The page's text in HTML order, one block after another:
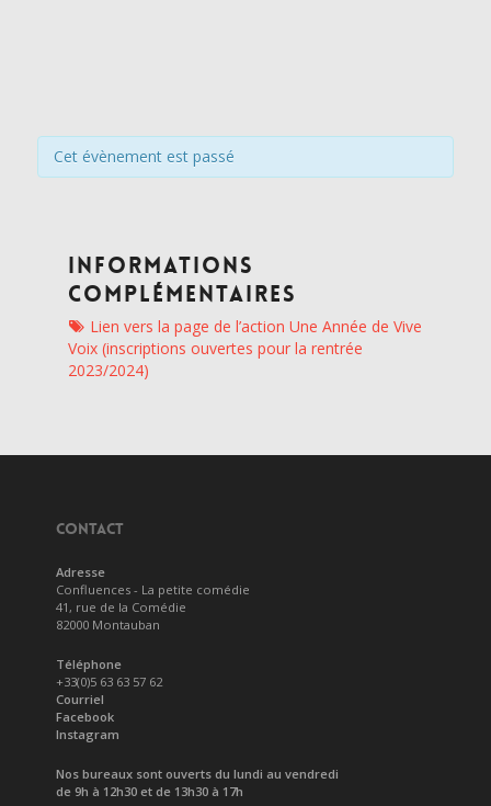
Cet évènement est passé
Informations
complémentaires
Lien vers la page de l’action Une Année de Vive
Voix (inscriptions ouvertes pour la rentrée
2023/2024)
CONTACT
Adresse
Confluences - La petite comédie
41, rue de la Comédie
82000 Montauban
Téléphone
+33(0)5 63 63 57 62
Courriel
Facebook
Instagram
Nos bureaux sont ouverts du lundi au vendredi
de 9h à 12h30 et de 13h30 à 17h